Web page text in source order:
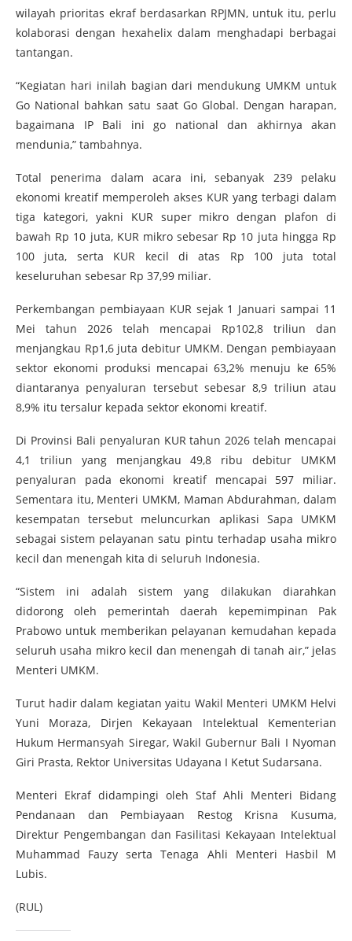
wilayah prioritas ekraf berdasarkan RPJMN, untuk itu, perlu
kolaborasi dengan hexahelix dalam menghadapi berbagai
tantangan.
“Kegiatan hari inilah bagian dari mendukung UMKM untuk
Go National bahkan satu saat Go Global. Dengan harapan,
bagaimana IP Bali ini go national dan akhirnya akan
mendunia,” tambahnya.
Total penerima dalam acara ini, sebanyak 239 pelaku
ekonomi kreatif memperoleh akses KUR yang terbagi dalam
tiga kategori, yakni KUR super mikro dengan plafon di
bawah Rp 10 juta, KUR mikro sebesar Rp 10 juta hingga Rp
100 juta, serta KUR kecil di atas Rp 100 juta total
keseluruhan sebesar Rp 37,99 miliar.
Perkembangan pembiayaan KUR sejak 1 Januari sampai 11
Mei tahun 2026 telah mencapai Rp102,8 triliun dan
menjangkau Rp1,6 juta debitur UMKM. Dengan pembiayaan
sektor ekonomi produksi mencapai 63,2% menuju ke 65%
diantaranya penyaluran tersebut sebesar 8,9 triliun atau
8,9% itu tersalur kepada sektor ekonomi kreatif.
Di Provinsi Bali penyaluran KUR tahun 2026 telah mencapai
4,1 triliun yang menjangkau 49,8 ribu debitur UMKM
penyaluran pada ekonomi kreatif mencapai 597 miliar.
Sementara itu, Menteri UMKM, Maman Abdurahman, dalam
kesempatan tersebut meluncurkan aplikasi Sapa UMKM
sebagai sistem pelayanan satu pintu terhadap usaha mikro
kecil dan menengah kita di seluruh Indonesia.
“Sistem ini adalah sistem yang dilakukan diarahkan
didorong oleh pemerintah daerah kepemimpinan Pak
Prabowo untuk memberikan pelayanan kemudahan kepada
seluruh usaha mikro kecil dan menengah di tanah air,” jelas
Menteri UMKM.
Turut hadir dalam kegiatan yaitu Wakil Menteri UMKM Helvi
Yuni Moraza, Dirjen Kekayaan Intelektual Kementerian
Hukum Hermansyah Siregar, Wakil Gubernur Bali I Nyoman
Giri Prasta, Rektor Universitas Udayana I Ketut Sudarsana.
Menteri Ekraf didampingi oleh Staf Ahli Menteri Bidang
Pendanaan dan Pembiayaan Restog Krisna Kusuma,
Direktur Pengembangan dan Fasilitasi Kekayaan Intelektual
Muhammad Fauzy serta Tenaga Ahli Menteri Hasbil M
Lubis.
(RUL)